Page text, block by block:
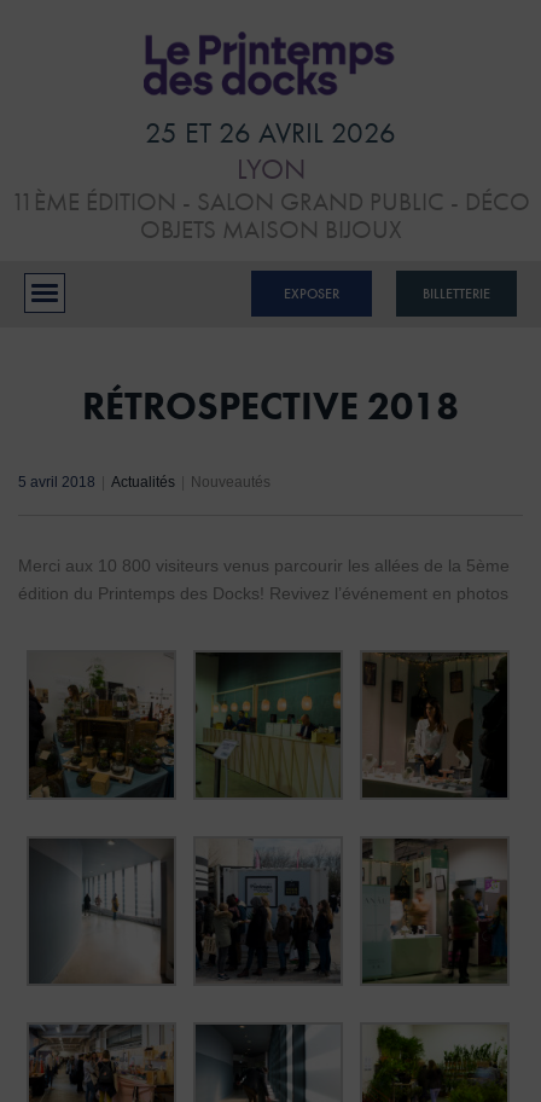
CONFÉRENCES
CONTACTS
25 ET 26 AVRIL 2026
LYON
11ÈME ÉDITION - SALON GRAND PUBLIC - DÉCO
OBJETS MAISON BIJOUX
BILLETTERIE
EXPOSER
RÉTROSPECTIVE 2018
5 avril 2018 Actualités Nouveautés
Merci aux 10 800 visiteurs venus parcourir les allées de la 5ème
édition du Printemps des Docks! Revivez l’événement en photos